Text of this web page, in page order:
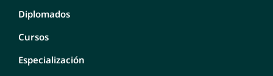
Diplomados
Cursos
Especialización